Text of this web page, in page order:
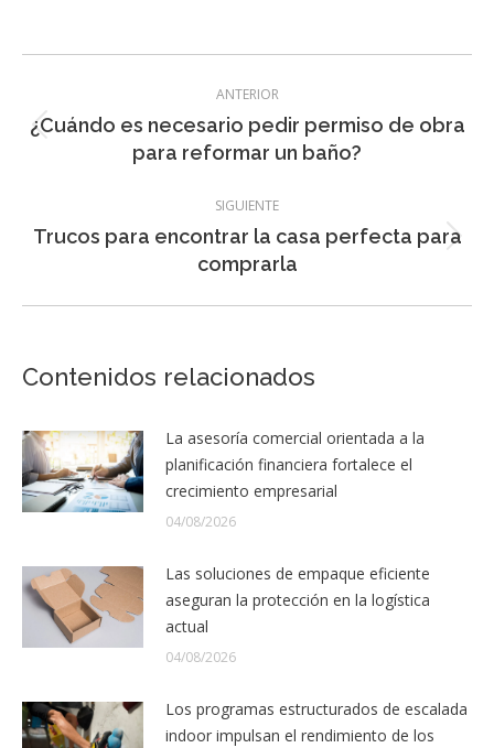
entre
entradas
ANTERIOR
Entrada
anterior:
¿Cuándo es necesario pedir permiso de obra
para reformar un baño?
SIGUIENTE
Entrada
siguiente:
Trucos para encontrar la casa perfecta para
comprarla
Contenidos relacionados
La asesoría comercial orientada a la
planificación financiera fortalece el
crecimiento empresarial
04/08/2026
Las soluciones de empaque eficiente
aseguran la protección en la logística
actual
04/08/2026
Los programas estructurados de escalada
indoor impulsan el rendimiento de los